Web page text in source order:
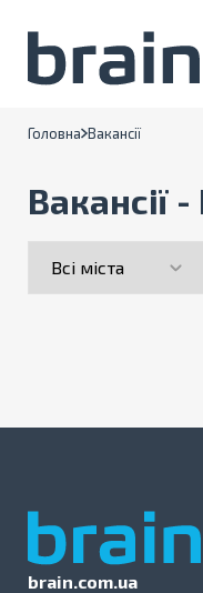
Головна Вакансії
Вакансії
brain.com.ua